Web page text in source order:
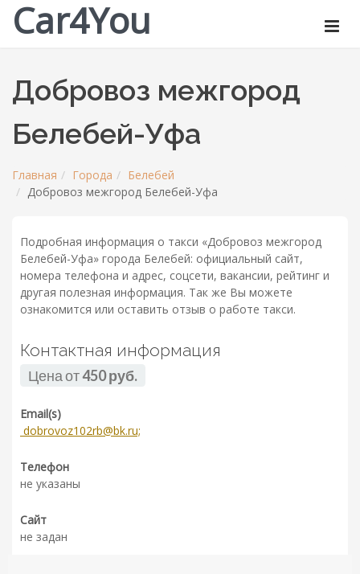
Car4You
Добровоз межгород
Белебей-Уфа
Главная Города
Белебей
Добровоз межгород Белебей-Уфа
Подробная информация о такси «Добровоз межгород
Белебей-Уфа» города Белебей: официальный сайт,
номера телефона и адрес, соцсети, вакансии, рейтинг и
другая полезная информация. Так же Вы можете
ознакомится или оставить отзыв о работе такси.
Контактная информация
Цена от450 руб.
Email(s)
dobrovoz102rb@bk.ru;
Телефон
не указаны
Сайт
не задан